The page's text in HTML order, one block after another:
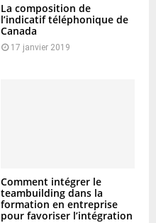
La composition de
l’indicatif téléphonique de
Canada
17 janvier 2019
Comment intégrer le
teambuilding dans la
formation en entreprise
pour favoriser l’intégration